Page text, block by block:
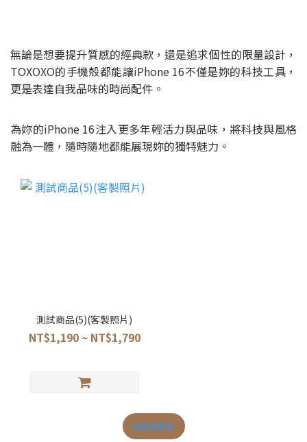
無論是想要提升質感的經典款，還是追求個性的限量設計，
TOXOXO的手機殼都能讓iPhone 16不僅是妳的科技工具，
更是表達自我品味的時尚配件。
為妳的iPhone 16注入更多年輕活力與品味，將科技與風格
融為一體，隨時隨地都能展現妳的獨特魅力。
測試商品(5)(客製照片)
NT$1,190 ~ NT$1,790
回官網首頁